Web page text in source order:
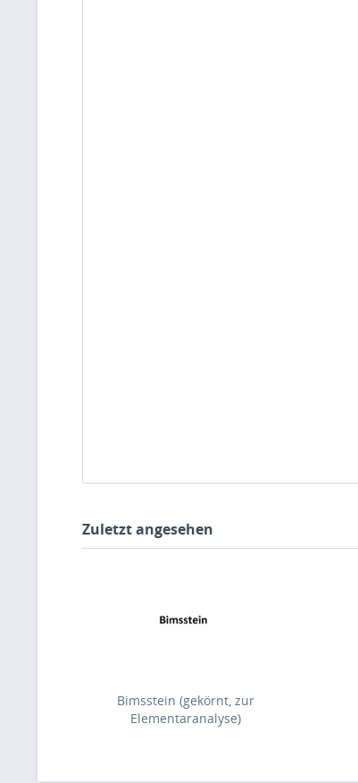
Zuletzt angesehen
Bimsstein (gekörnt, zur
Elementaranalyse)